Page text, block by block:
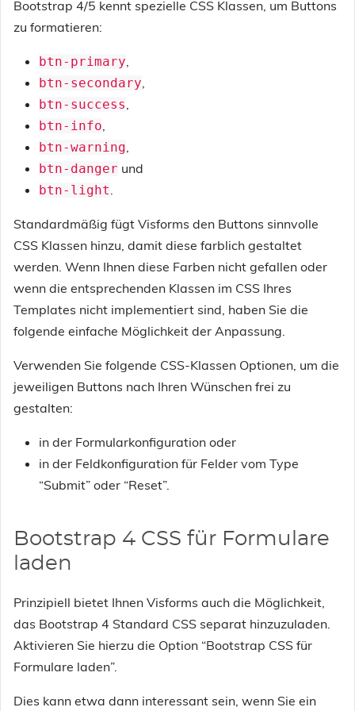
Bootstrap 4/5 kennt spezielle CSS Klassen, um Buttons
zu formatieren:
btn-primary,
btn-secondary,
btn-success,
btn-info,
btn-warning,
btn-danger und
btn-light.
Standardmäßig fügt Visforms den Buttons sinnvolle
CSS Klassen hinzu, damit diese farblich gestaltet
werden. Wenn Ihnen diese Farben nicht gefallen oder
wenn die entsprechenden Klassen im CSS Ihres
Templates nicht implementiert sind, haben Sie die
folgende einfache Möglichkeit der Anpassung.
Verwenden Sie folgende CSS-Klassen Optionen, um die
jeweiligen Buttons nach Ihren Wünschen frei zu
gestalten:
in der Formularkonfiguration oder
in der Feldkonfiguration für Felder vom Type
“Submit” oder “Reset”.
Bootstrap 4 CSS für Formulare
laden
Prinzipiell bietet Ihnen Visforms auch die Möglichkeit,
das Bootstrap 4 Standard CSS separat hinzuzuladen.
Aktivieren Sie hierzu die Option “Bootstrap CSS für
Formulare laden”.
Dies kann etwa dann interessant sein, wenn Sie ein